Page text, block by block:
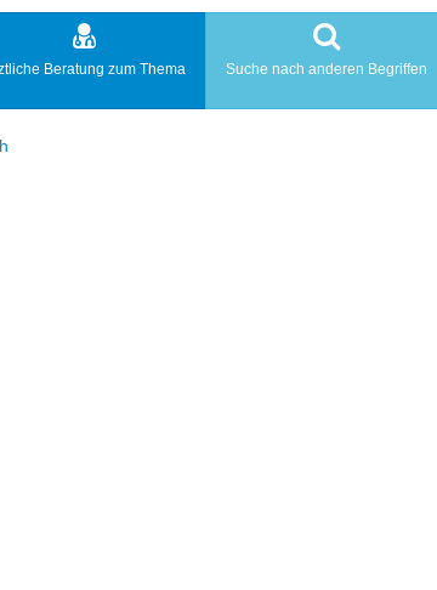
Beratung zum Thema Suche nach anderen Begriffen